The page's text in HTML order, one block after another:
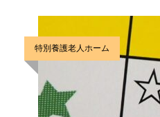
特別養護老人ホーム